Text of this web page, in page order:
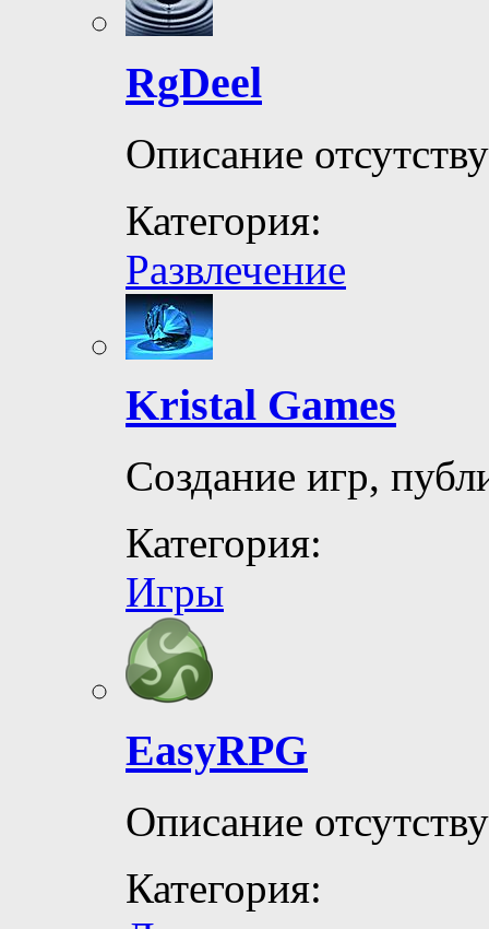
RgDeel
Описание
Категория:
Развлечение
Kristal Games
Создание игр,
Категория:
Игры
EasyRPG
Описание
Категория: